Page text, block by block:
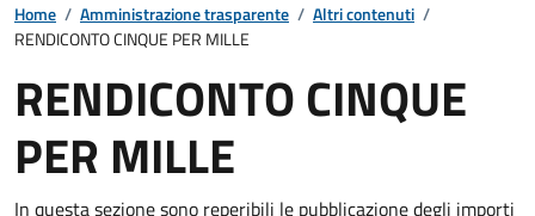
Home / Amministrazione trasparente / Altri contenuti /
RENDICONTO CINQUE PER MILLE
RENDICONTO CINQUE
PER MILLE
In questa sezione sono reperibili le pubblicazione degli importi